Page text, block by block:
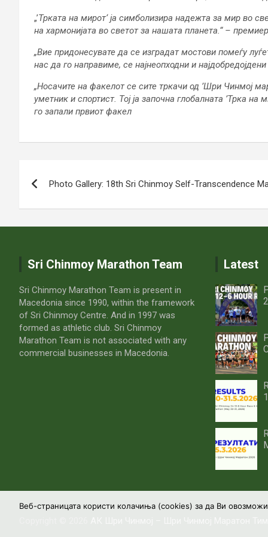
„’Трката на мирот‘ ја симболизира надежта за мир во
на хармонијата во светот за нашата планета.“ –
„Вие придонесувате да се изградат мостови помеѓу
нас да го направиме, се најнеопходни и
„Носачите на факелот се сите тркачи од ’Шри Чинмој
уметник и спортист. Тој ја започна глобалната ’Трка на
го запали првиот факел
navigation
Photo Gallery: 18th Sri Chinmoy Self-Transcendence
Sri Chinmoy Marathon Team
Sri Chinmoy Marathon Team is present in
Macedonia since 1990, within the framework
of Sri Chinmoy Centre. And in 1997 was
formed as athletic club. Sri Chinmoy
Marathon Team is not associated with any
commercial businesses in Macedonia.
Latest
Веб-страницата користи колачиња (cookies) за да Ви